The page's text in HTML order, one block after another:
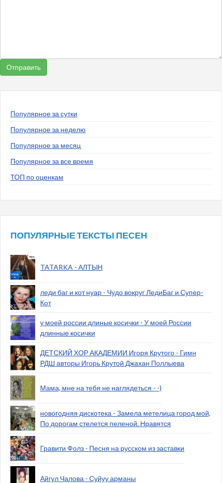
Популярное за сутки
Популярное за неделю
Популярное за месяц
Популярное за все время
ТОП по оценкам
ПОПУЛЯРНЫЕ ТЕКСТЫ ПЕСЕН
TATARKA - АЛТЫН
леди баг и кот нуар - Чудо вокруг ЛедиБаг и Супер-
Кот
у моей россии длиные косички - У моей России
длинные косички
ДЕТСКИЙ ХОР АКАДЕМИИ Игоря Крутого - Гимн
РДШ авторы Игорь Крутой Джахан Поллыева
Мама, мне на тебя не наглядеться - -)
новогодняя дискотека - Замела метелица город мой,
По дорогам стелется пеленой. Нравятся
Гравити Фолз - Песня на русском из заставки
Айгул Чалова - Суйуу арманы